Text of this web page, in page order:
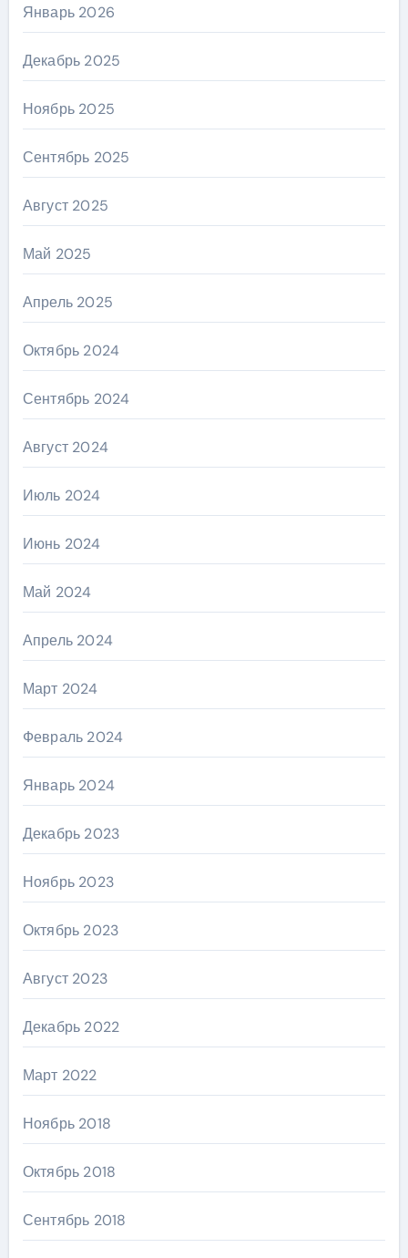
Январь 2026
Декабрь 2025
Ноябрь 2025
Сентябрь 2025
Август 2025
Май 2025
Апрель 2025
Октябрь 2024
Сентябрь 2024
Август 2024
Июль 2024
Июнь 2024
Май 2024
Апрель 2024
Март 2024
Февраль 2024
Январь 2024
Декабрь 2023
Ноябрь 2023
Октябрь 2023
Август 2023
Декабрь 2022
Март 2022
Ноябрь 2018
Октябрь 2018
Сентябрь 2018